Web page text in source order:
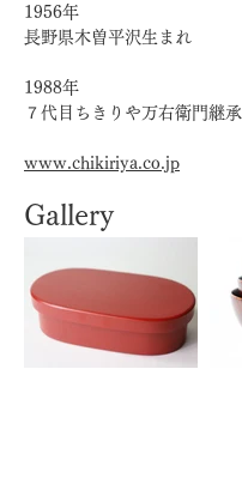
1956年
長野県木曽平沢生まれ
1988年
７代目ちきりや万右衛門継承
www.chikiriya.co.jp
Gallery